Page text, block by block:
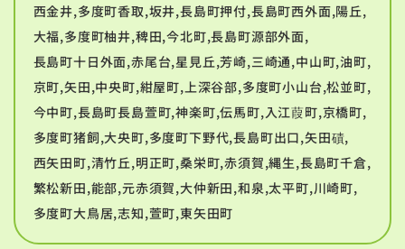
西金井,多度町香取,坂井,長島町押付,長島町西外面,陽丘,
大福,多度町柚井,稗田,今北町,長島町源部外面,
長島町十日外面,赤尾台,星見丘,芳崎,三崎通,中山町,油町,
京町,矢田,中央町,紺屋町,上深谷部,多度町小山台,松並町,
今中町,長島町長島萱町,神楽町,伝馬町,入江葭町,京橋町,
多度町猪飼,大央町,多度町下野代,長島町出口,矢田磧,
西矢田町,清竹丘,明正町,桑栄町,赤須賀,縄生,長島町千倉,
繁松新田,能部,元赤須賀,大仲新田,和泉,太平町,川崎町,
多度町大鳥居,志知,萱町,東矢田町